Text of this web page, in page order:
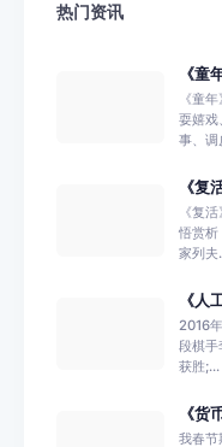
热门资讯
《童
《童
耍嬉戏
事、调
《复
《复
悟赏析
家列夫
《人
2016
段棋手
获胜;...
《货
我春节